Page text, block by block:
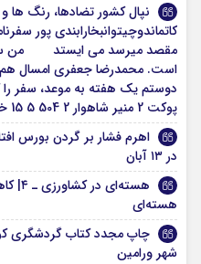
نپال کشور تضادها، رنگ ها
مقصد میرسد می ایستد من
است. محمدرضا جعفری امسال
دوستم یک هفته به موعد، سفر
پوکت 2 منیر شاهوار 2 504 5 15 خرداد 1405 12:00 ادامه مطلب
اهرم فشار بر گردن بورس
در ۱۳ آبان
هسته‌ای
چاپ مجدد کتاب گردشگری
شهر ورامین